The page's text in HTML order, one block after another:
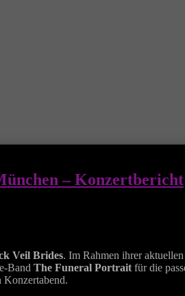
– Konzertbericht
Veil Brides. Im Rahmen ihrer
Band The Funeral Portrait für die
Konzertabend.